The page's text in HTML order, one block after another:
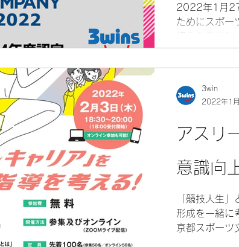
2022年1月27
ためにスポー
組みを実施
ルカンパニー
アスリ
意識向
「競技人生
形成を一緒に
京都スポーツ
3win
2022年1